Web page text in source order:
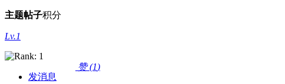
主题帖子积分
Lv.1
发消息
赞 (1)